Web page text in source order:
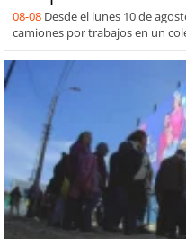
08-08 Desde el lunes 10 de
camiones por trabajos en un